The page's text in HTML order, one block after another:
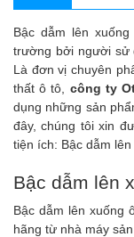
Bậc dẫm lên
trường bởi người sử
Là đơn vị chuyên
thất ô tô, công ty
dụng những sản
đây, chúng tôi xin
tiện ích: Bậc dẫm
Bậc dẫm lên
Bậc dẫm lên xuống
hãng từ nhà máy